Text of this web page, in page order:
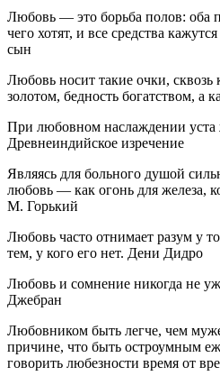
Любовь — это борьба полов: оба
чего хотят, и все средства
сын
Любовь носит такие очки, сквозь
золотом, бедность богатством, а
При любовном наслаждении
Древнеиндийское изречение
Являясь для больного душой
любовь — как огонь для железа,
М. Горький
Любовь часто отнимает разум у
тем, у кого его нет. Дени Дидро
Любовь и сомнение никогда не
Джебран
Любовником быть легче, чем
причине, что быть остроумным
говорить любезности время от